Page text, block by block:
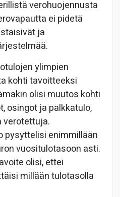
verohuojennusta
ei pidetä
ja
ylimpien
kohti tavoitteeksi
olisi muutos kohti
osingot ja palkkatulo,
verotettuja.
pysyttelisi enimmillään
vuositulotasoon asti.
olisi, ettei
millään tulotasolla